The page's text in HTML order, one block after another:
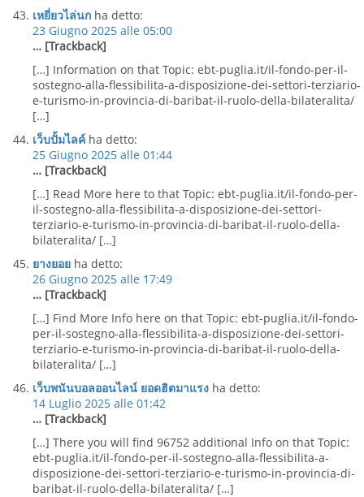
เหยี่ยวไล่นก ha detto:
23 Giugno 2025 alle 05:00
… [Trackback]
[…] Information on that Topic: ebt-puglia.it/il-fondo-per-il-
sostegno-alla-flessibilita-a-disposizione-dei-settori-terziario-
e-turismo-in-provincia-di-baribat-il-ruolo-della-bilateralita/
[…]
เว็บปั้มไลค์ ha detto:
25 Giugno 2025 alle 01:44
… [Trackback]
[…] Read More here to that Topic: ebt-puglia.it/il-fondo-per-
il-sostegno-alla-flessibilita-a-disposizione-dei-settori-
terziario-e-turismo-in-provincia-di-baribat-il-ruolo-della-
bilateralita/ […]
ยางยอย ha detto:
26 Giugno 2025 alle 17:49
… [Trackback]
[…] Find More Info here on that Topic: ebt-puglia.it/il-fondo-
per-il-sostegno-alla-flessibilita-a-disposizione-dei-settori-
terziario-e-turismo-in-provincia-di-baribat-il-ruolo-della-
bilateralita/ […]
เว็บพนันบอลออนไลน์ ยอดฮิตมาแรง ha detto:
14 Luglio 2025 alle 01:42
… [Trackback]
[…] There you will find 96752 additional Info on that Topic:
ebt-puglia.it/il-fondo-per-il-sostegno-alla-flessibilita-a-
disposizione-dei-settori-terziario-e-turismo-in-provincia-di-
baribat-il-ruolo-della-bilateralita/ […]